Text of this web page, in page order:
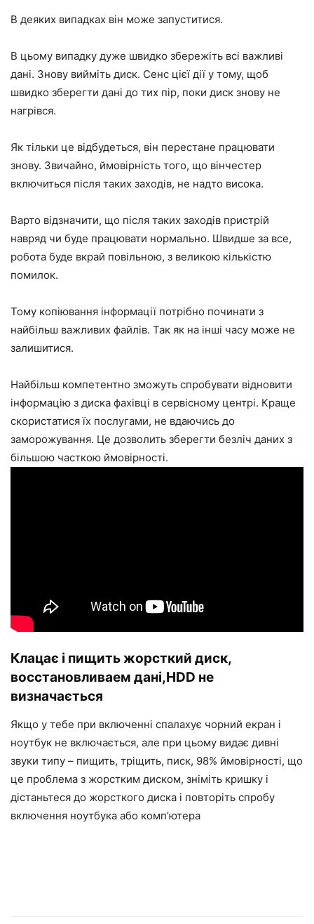
В деяких випадках він може запуститися.
В цьому випадку дуже швидко збережіть всі важливі
дані. Знову вийміть диск. Сенс цієї дії у тому, щоб
швидко зберегти дані до тих пір, поки диск знову не
нагрівся.
Як тільки це відбудеться, він перестане працювати
знову. Звичайно, ймовірність того, що вінчестер
включиться після таких заходів, не надто висока.
Варто відзначити, що після таких заходів пристрій
навряд чи буде працювати нормально. Швидше за все,
робота буде вкрай повільною, з великою кількістю
помилок.
Тому копіювання інформації потрібно починати з
найбільш важливих файлів. Так як на інші часу може не
залишитися.
Найбільш компетентно зможуть спробувати відновити
інформацію з диска фахівці в сервісному центрі. Краще
скористатися їх послугами, не вдаючись до
заморожування. Це дозволить зберегти безліч даних з
більшою часткою ймовірності.
Клацає і пищить жорсткий диск,
восстановливаем дані,HDD не
визначається
Якщо у тебе при включенні спалахує чорний екран і
ноутбук не включається, але при цьому видає дивні
звуки типу – пищить, тріщить, писк, 98% ймовірності, що
це проблема з жорстким диском, зніміть кришку і
дістаньтеся до жорсткого диска і повторіть спробу
включення ноутбука або комп’ютера